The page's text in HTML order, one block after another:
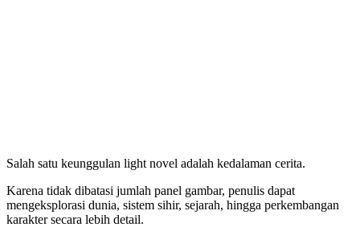
Salah satu keunggulan light novel adalah kedalaman cerita.
Karena tidak dibatasi jumlah panel gambar, penulis dapat
mengeksplorasi dunia, sistem sihir, sejarah, hingga perkembangan
karakter secara lebih detail.